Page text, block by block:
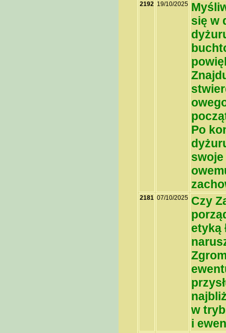
2192 19/10/2025
się w
Po
2181 07/10/2025 Czy
etyką
w
i